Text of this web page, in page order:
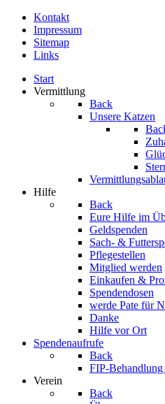
Kontakt
Impressum
Sitemap
Links
Start
Vermittlung
Back
Unsere Katzen
Hilfe
Back
Eure Hilfe im
Geldspenden
Sach- &
Pflegestellen
Mitglied werden
Einkaufen &
Spendendosen
werde Pate für
Danke
Hilfe vor Ort
Spendenaufrufe
Back
FIP-Behandlung
Verein
Back